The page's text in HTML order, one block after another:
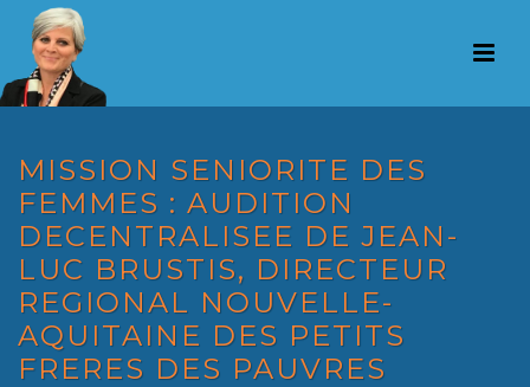
MISSION SENIORITE DES
FEMMES : AUDITION
DECENTRALISEE DE JEAN-
LUC BRUSTIS, DIRECTEUR
REGIONAL NOUVELLE-
AQUITAINE DES PETITS
FRERES DES PAUVRES